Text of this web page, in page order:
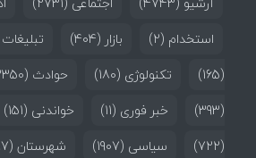
استخدام (2) بازار (404) تبلیغات
(165)
تکنولوژی (180) حوادث (2350)
(393)
خبر فوری (11) خواندنی (151)
(722)
سیاسی (1907) شهرستان (5887)